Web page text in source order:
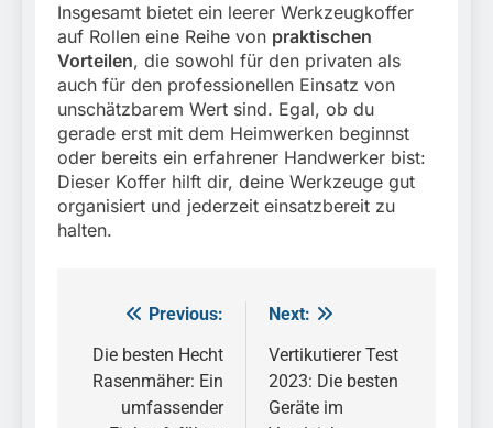
Insgesamt bietet ein leerer Werkzeugkoffer
auf Rollen eine Reihe von praktischen
Vorteilen, die sowohl für den privaten als
auch für den professionellen Einsatz von
unschätzbarem Wert sind. Egal, ob du
gerade erst mit dem Heimwerken beginnst
oder bereits ein erfahrener Handwerker bist:
Dieser Koffer hilft dir, deine Werkzeuge gut
organisiert und jederzeit einsatzbereit zu
halten.
Beitragsnavigation
Previous:
Die besten Hecht
Rasenmäher: Ein
umfassender
Next:
Vertikutierer Test
2023: Die besten
Geräte im
Einhell Akku Geräte Aktion:
Top Angebote und